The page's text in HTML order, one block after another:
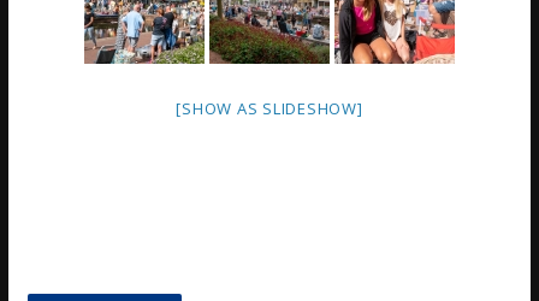
[SHOW AS SLIDESHOW]